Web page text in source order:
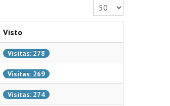
Cantidad a mostrar
Visto
Visitas: 278
Visitas: 269
Visitas: 274